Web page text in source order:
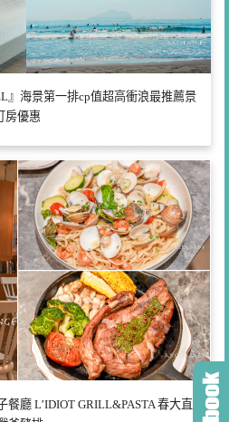
』海景第一排cp值超高衝浪最推薦景
房優惠
廳 L’IDIOT GRILL&PASTA 春大直